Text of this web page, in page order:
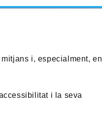
i, especialment, en
i la seva